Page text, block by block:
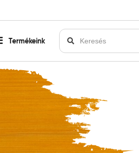
Termékeink
Webshopunk hamarosan bezárásra